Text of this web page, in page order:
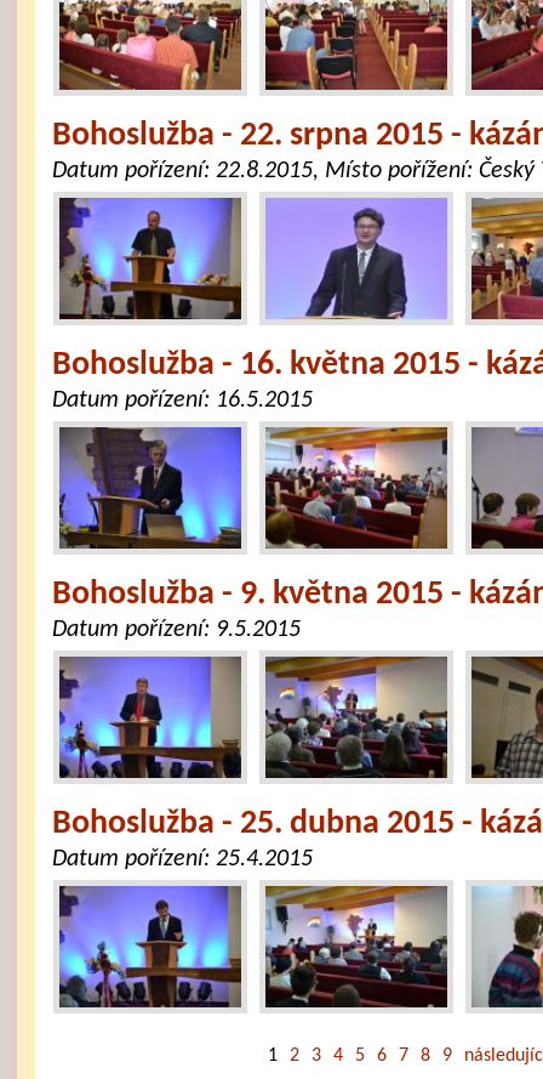
Bohoslužba - 22. srpna 2015 -
Datum pořízení:22.8.2015, Místo pořížení:Český
Bohoslužba - 16. května 2015 -
Datum pořízení: 16.5.2015
Bohoslužba - 9. května 2015 -
Datum pořízení: 9.5.2015
Bohoslužba - 25. dubna 2015 -
Datum pořízení:25.4.2015
1 2 3 4 5 6 7 8 9